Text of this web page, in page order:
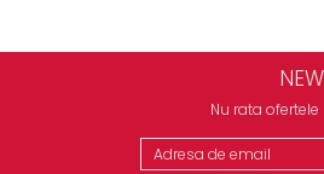
Nu rata